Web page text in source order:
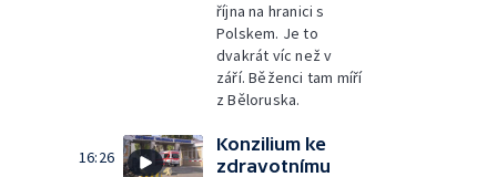
října na hranici s
Polskem. Je to
dvakrát víc než v
září. Běženci tam míří
z Běloruska.
16:26
Konzilium ke
zdravotnímu